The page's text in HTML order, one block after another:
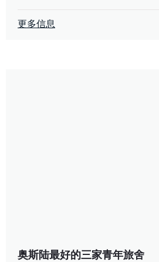
更多信息
奥斯陆最好的三家青年旅舍